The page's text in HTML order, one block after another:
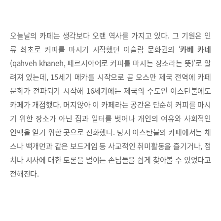
오늘날의 카페는 생각보다 오랜 역사를 가지고 있다. 그 기원은 인
류 최초로 커피를 마시기 시작했던 이슬람 문화권의 ‘카베 카네
(qahveh khaneh, 페르시아어로 커피를 마시는 장소라는 뜻)’로 알
려져 있는데, 15세기 메카를 시작으로 곧 오스만 제국 전역에 카페
문화가 전파되기 시작해 16세기에는 제국의 수도인 이스탄불에도
카페가 개점했다. 머지않아 이 카페라는 공간은 단순히 커피를 마시
기 위한 장소가 아닌 집과 일터를 벗어나 개인의 여유와 사회적인
인맥을 얻기 위한 곳으로 진화했다. 당시 이스탄불의 카페에서는 체
스나 백개먼과 같은 보드게임 등 사교적인 취미활동을 즐기거나, 정
치나 시사에 대한 토론을 벌이는 손님들을 쉽게 찾아볼 수 있었다고
전해진다.